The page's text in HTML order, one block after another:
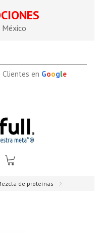
en Google
de proteínas